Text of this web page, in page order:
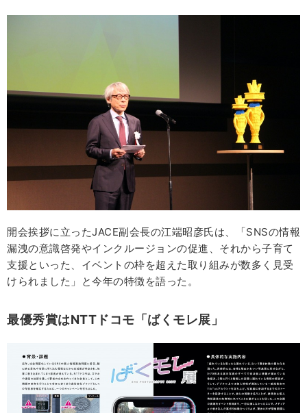
開会挨拶に立ったJACE副会長の江端昭彦氏は、「SNSの情報
漏洩の意識啓発やインクルージョンの促進、それから子育て
支援といった、イベントの枠を超えた取り組みが数多く見受
けられました」と今年の特徴を語った。
最優秀賞はNTTドコモ「ばくモレ展」